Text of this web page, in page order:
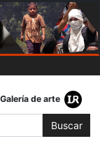
Galería de arte
Buscar